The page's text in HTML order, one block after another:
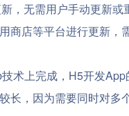
，无需用户手动更新
商店等平台进行更新，
术上完成，H5开发
长，因为需要同时对多